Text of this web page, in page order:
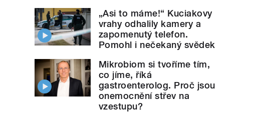
„Asi to máme!“ Kuciakovy
vrahy odhalily kamery a
zapomenutý telefon.
Pomohl i nečekaný svědek
Mikrobiom si tvoříme tím,
co jíme, říká
gastroenterolog. Proč jsou
onemocnění střev na
vzestupu?